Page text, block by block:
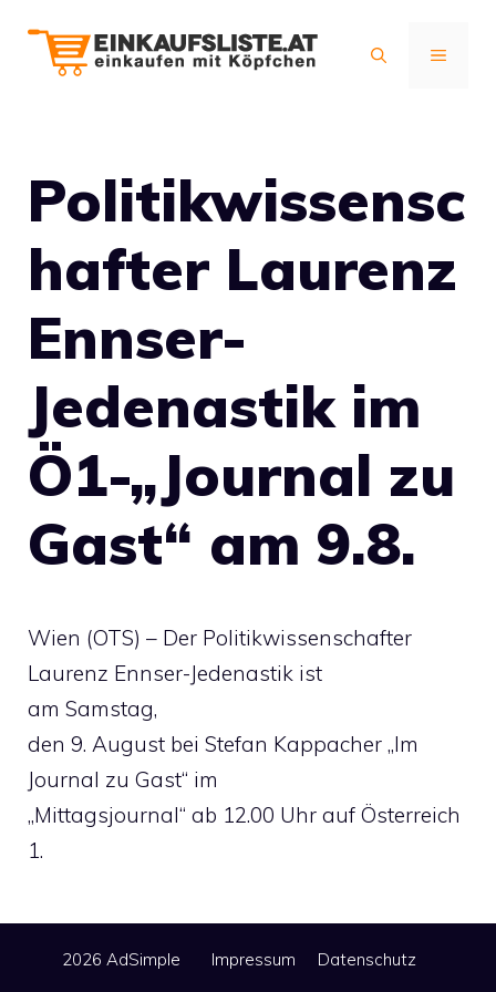
Inhalt
MENÜ
Politikwissensc
hafter Laurenz
Ennser-
Jedenastik im
Ö1-„Journal zu
Gast“ am 9.8.
Wien (OTS) – Der Politikwissenschafter
Laurenz Ennser-Jedenastik ist
am Samstag,
den 9. August bei Stefan Kappacher „Im
Journal zu Gast“ im
„Mittagsjournal“ ab 12.00 Uhr auf Österreich
1.
2026 AdSimple Impressum Datenschutz